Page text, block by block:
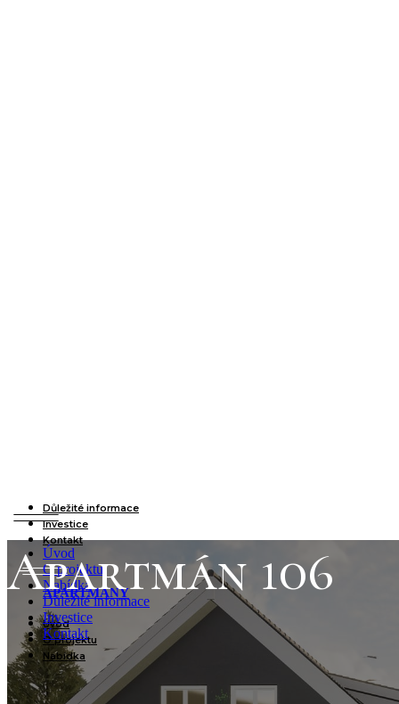
Důležité informace
Investice
Kontakt
APARTMÁNY
Úvod
O projektu
Nabídka
Úvod
O projektu
Nabídka
Důležité informace
Investice
Kontakt
Apartmán 106